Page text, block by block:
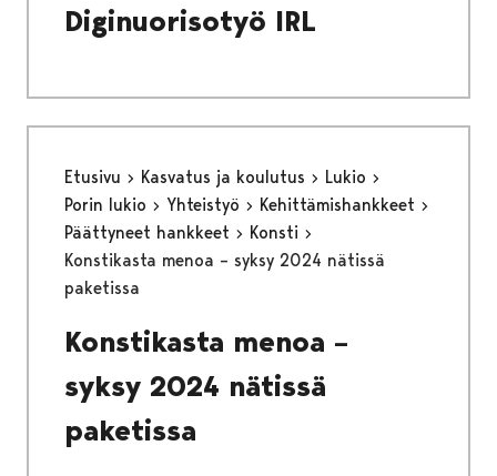
Diginuorisotyö IRL
Etusivu Kasvatus ja koulutus
Lukio
Porin lukio
Yhteistyö
Kehittämishankkeet
Päättyneet hankkeet
Konsti
Konstikasta menoa – syksy 2024 nätissä
paketissa
Konstikasta menoa –
syksy 2024 nätissä
paketissa